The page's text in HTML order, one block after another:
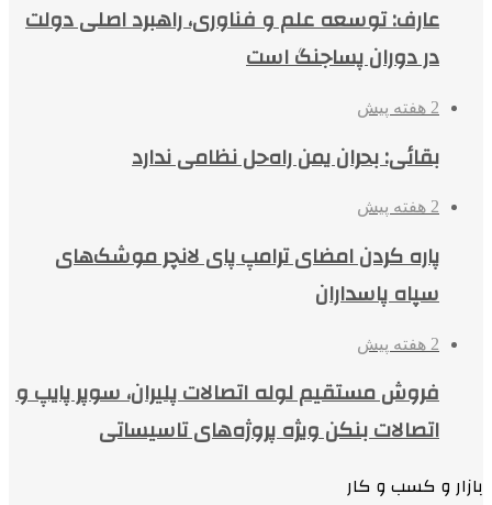
عارف: توسعه علم و فناوری، راهبرد اصلی دولت
در دوران پساجنگ است
2 هفته پیش
بقائی: بحران یمن راه‌حل نظامی ندارد
2 هفته پیش
پاره کردن امضای ترامپ پای لانچر موشک‌های
سپاه پاسداران
2 هفته پیش
فروش مستقیم لوله اتصالات پلیران، سوپر پایپ و
اتصالات بنکن ویژه پروژه‌های تاسیساتی
بازار و کسب و کار